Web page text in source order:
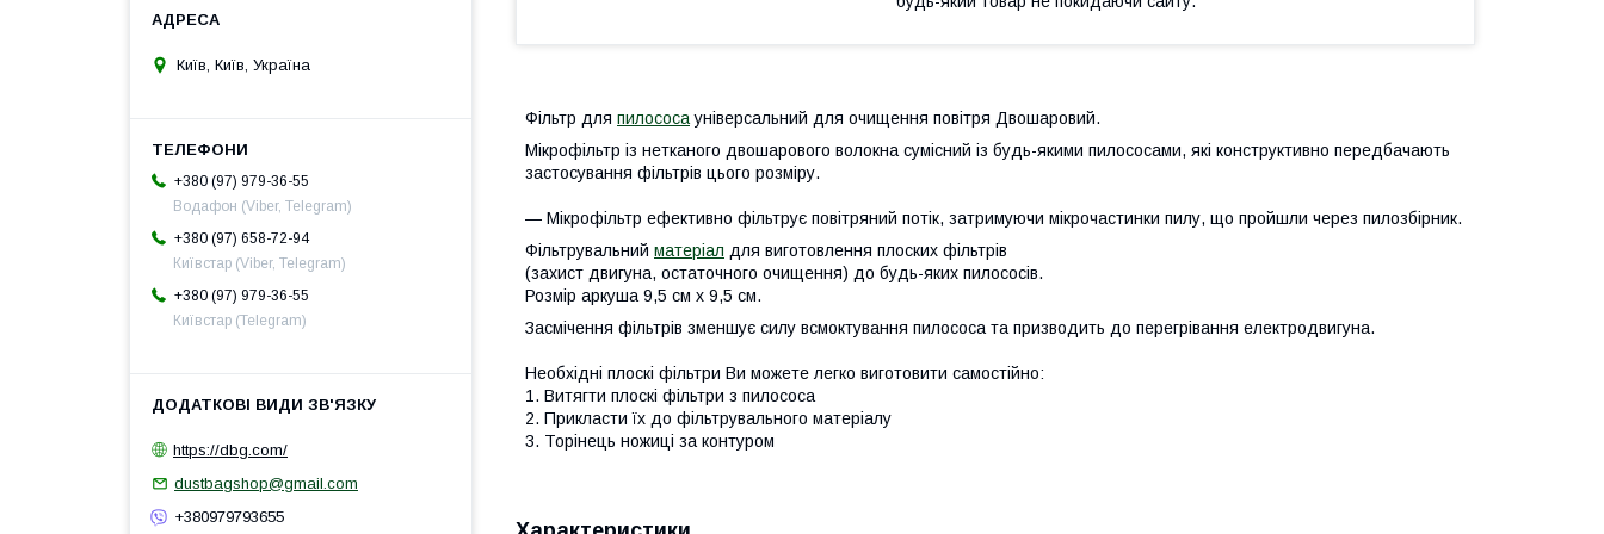
Фільтр для пилососауніверсальний для очищення повітря Двошаровий.
Мікрофільтр із нетканого двошарового волокна сумісний із будь-якими пилососами, які конструктивно передбачають
застосування фільтрів цього розміру.
— Мікрофільтр ефективно фільтрує повітряний потік, затримуючи мікрочастинки пилу, що пройшли через пилозбірник.
Фільтрувальний матеріал для виготовлення плоских фільтрів
(захист двигуна, остаточного очищення) до будь-яких пилососів.
Розмір аркуша 9,5 см x 9,5 см.
Засмічення фільтрів зменшує силу всмоктування пилососа та призводить до перегрівання електродвигуна.
Необхідні плоскі фільтри Ви можете легко виготовити самостійно:
1. Витягти плоскі фільтри з пилососа
2. Прикласти їх до фільтрувального матеріалу
3. Торінець ножиці за контуром
Київ, Київ, Україна
+380 (97) 979-36-55
Водафон (Viber, Telegram)
+380 (97) 658-72-94
Київстар (Viber, Telegram)
+380 (97) 979-36-55
Київстар (Telegram)
https://dbg.com/
dustbagshop@gmail.com
+380979793655